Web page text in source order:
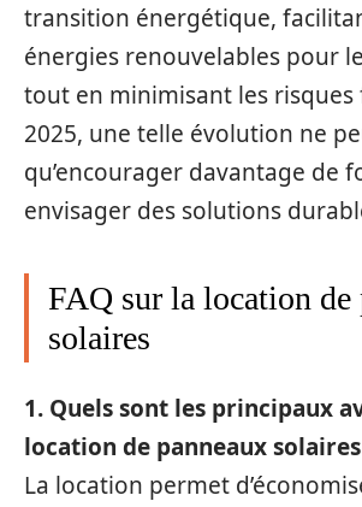
transition énergétique,
énergies renouvelables pour
tout en minimisant les risques
2025, une telle évolution ne
qu’encourager davantage de
envisager des solutions
FAQ sur la location de
solaires
1. Quels sont les principaux
location de panneaux
La location permet